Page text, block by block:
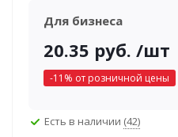
Для бизнеса
20.35 руб. /шт
-11 % от розничной цены
Есть в наличии (42)